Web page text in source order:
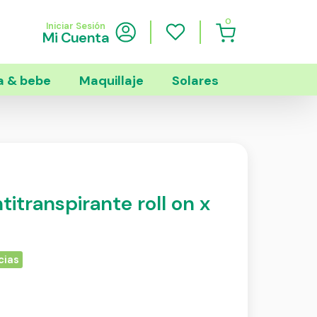
Iniciar Sesión
Mi Cuenta
0
& bebe Maquillaje Solares
roll on x